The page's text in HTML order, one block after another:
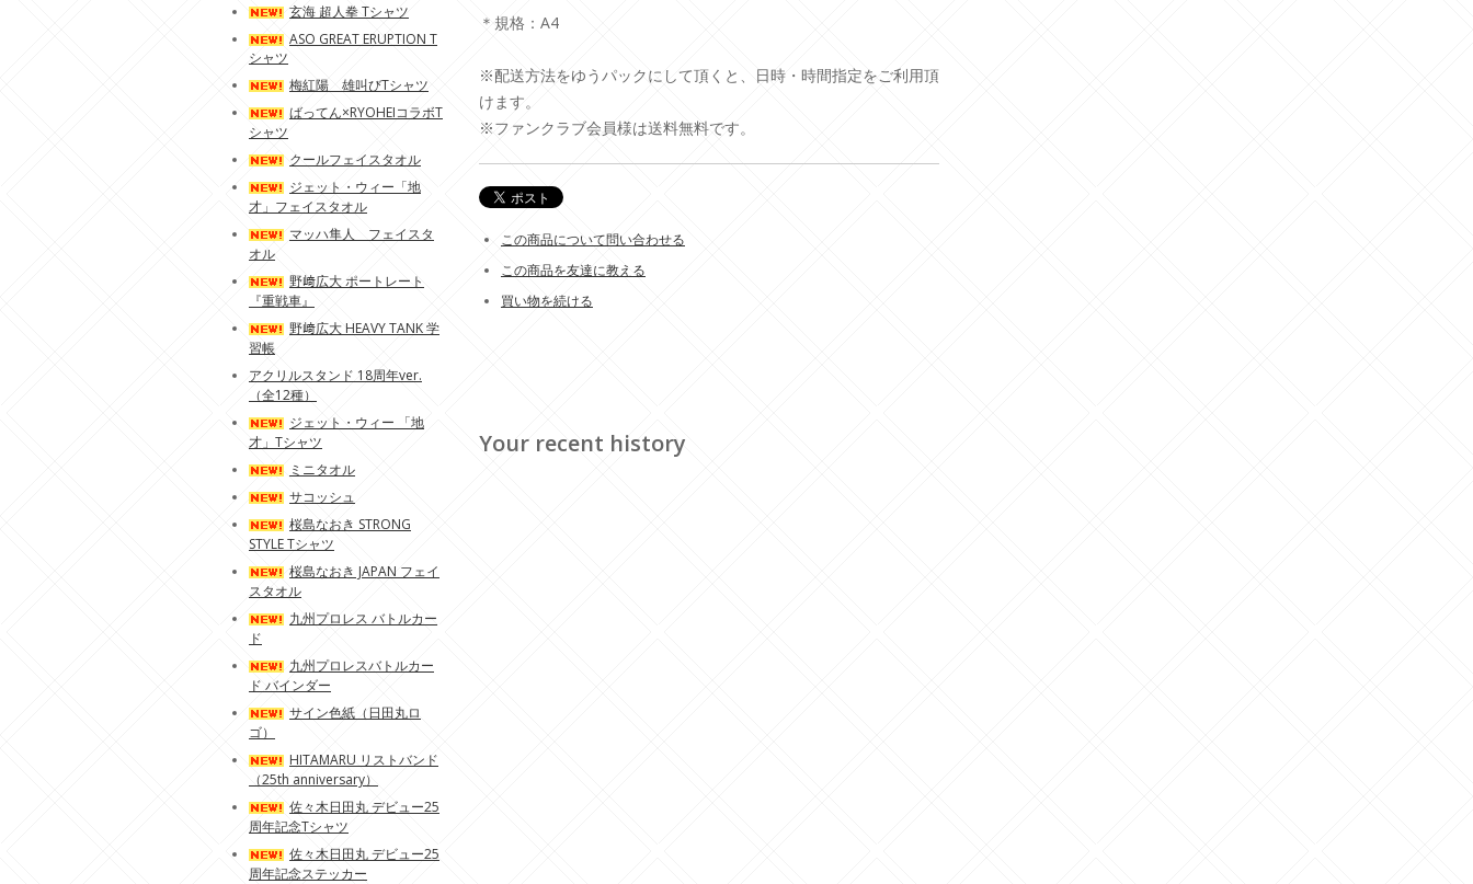
＊規格：A4
※配送方法をゆうパックにして頂くと、日時・時間指定をご利用頂
けます。
※ファンクラブ会員様は送料無料です。
この商品について問い合わせる
この商品を友達に教える
買い物を続ける
Your recent history
玄海 超人拳 Tシャツ
ASO GREAT ERUPTION T
シャツ
梅紅陽 雄叫びTシャツ
ばってん×RYOHEIコラボT
シャツ
クールフェイスタオル
ジェット・ウィー「地
才」フェイスタオル
マッハ隼人 フェイスタ
オル
野﨑広大 ポートレート
『重戦車』
野﨑広大 HEAVY TANK 学
習帳
アクリルスタンド 18周年ver.
（全12種）
ジェット・ウィー 「地
才」Tシャツ
ミニタオル
サコッシュ
桜島なおき STRONG
STYLE Tシャツ
桜島なおき JAPAN フェイ
スタオル
九州プロレス バトルカー
ド
九州プロレスバトルカー
ド バインダー
サイン色紙（日田丸ロ
ゴ）
HITAMARU リストバンド
（25th anniversary）
佐々木日田丸 デビュー25
周年記念Tシャツ
佐々木日田丸 デビュー25
周年記念ステッカー